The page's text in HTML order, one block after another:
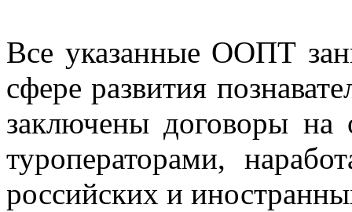
Все указанные ООПТ
сфере развития
заключены договоры на
туроператорами,
российских и